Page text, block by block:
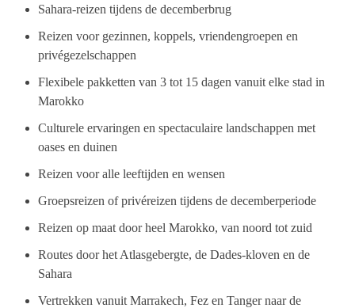
Sahara-reizen tijdens de decemberbrug
Reizen voor gezinnen, koppels, vriendengroepen en
privégezelschappen
Flexibele pakketten van 3 tot 15 dagen vanuit elke stad in
Marokko
Culturele ervaringen en spectaculaire landschappen met
oases en duinen
Reizen voor alle leeftijden en wensen
Groepsreizen of privéreizen tijdens de decemberperiode
Reizen op maat door heel Marokko, van noord tot zuid
Routes door het Atlasgebergte, de Dades-kloven en de
Sahara
Vertrekken vanuit Marrakech, Fez en Tanger naar de